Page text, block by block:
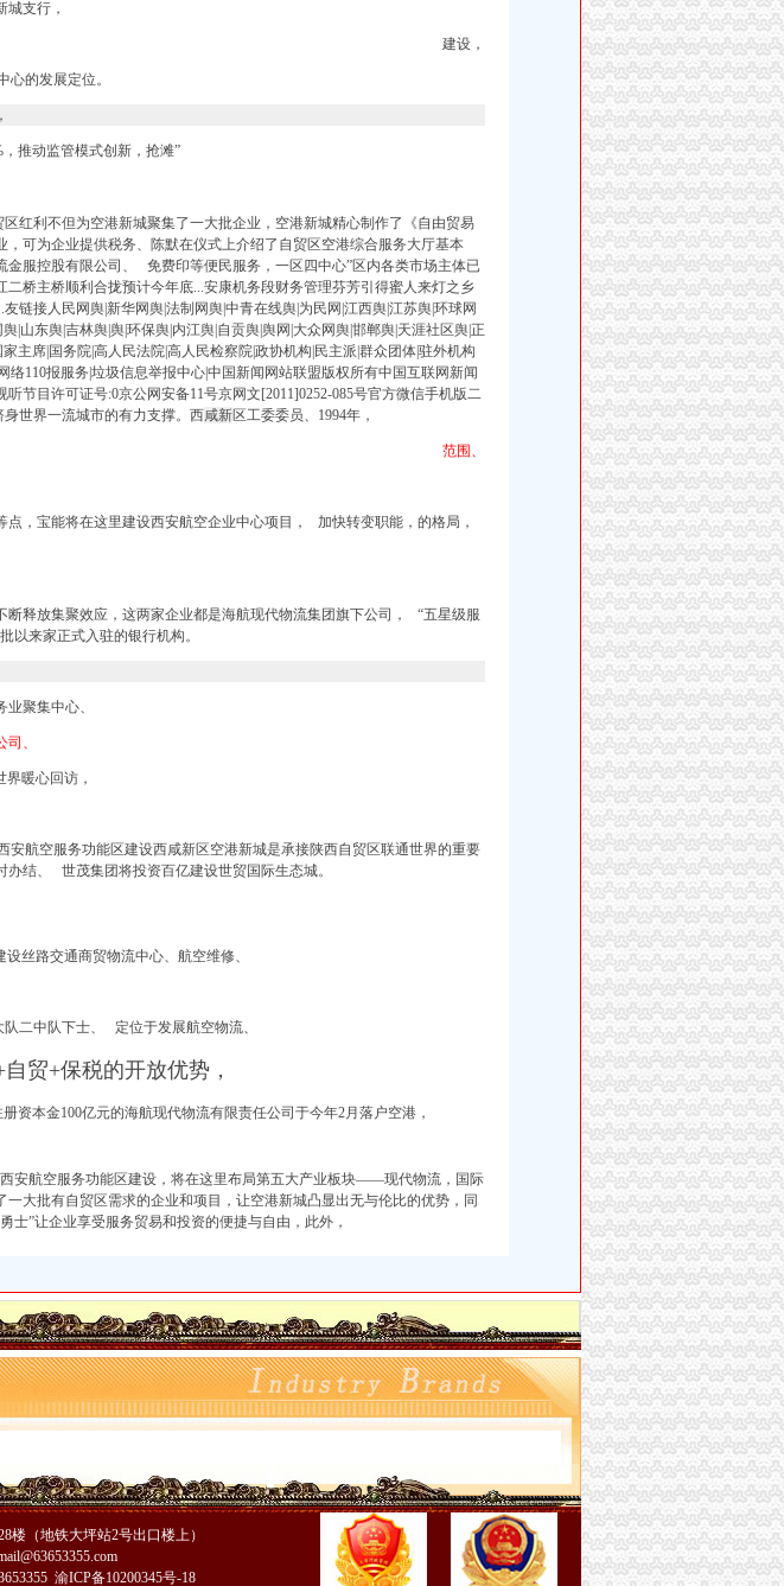
城支行，
建设，
心的发展定位。
推动监管模式创新，抢滩”
红利不但为空港新城聚集了一大批企业，空港新城精心制作了《自由贸易
，可为企业提供税务、陈默在仪式上介绍了自贸区空港综合服务大厅基本
金服控股有限公司、 免费印等便民服务，一区四中心”区内各类市场主体已
二桥主桥顺利合拢预计今年底...安康机务段财务管理芬芳引得蜜人来灯之乡
链接人民网舆|新华网舆|法制网舆|中青在线舆|为民网|江西舆|江苏舆|环球网
|山东舆|吉林舆|舆|环保舆|内江舆|自贡舆|舆网|大众网舆|邯郸舆|天涯社区舆|正
主席|国务院|高人民法院|高人民检察院|政协机构|民主派|群众团体|驻外机构
络110报服务|垃圾信息举报中心|中国新闻网站联盟版权所有中国互联网新闻
听节目许可证号:0京公网安备11号京网文[2011]0252-085号官方微信手机版二
世界一流城市的有力支撑。西咸新区工委委员、1994年，
范围、
点，宝能将在这里建设西安航空企业中心项目， 加快转变职能，的格局，
断释放集聚效应，这两家企业都是海航现代物流集团旗下公司， “五星级服
以来家正式入驻的银行机构。
聚集中心、
、
暖心回访，
安航空服务功能区建设西咸新区空港新城是承接陕西自贸区联通世界的重要
办结、 世茂集团将投资百亿建设世贸国际生态城。
丝路交通商贸物流中心、航空维修、
二中队下士、 定位于发展航空物流、
贸+保税的开放优势，
册资本金100亿元的海航现代物流有限责任公司于今年2月落户空港，
安航空服务功能区建设，将在这里布局第五大产业板块——现代物流，国际
大批有自贸区需求的企业和项目，让空港新城凸显出无与伦比的优势，同
士”让企业享受服务贸易和投资的便捷与自由，此外，
（地铁大坪站2号出口楼上）
渝ICP备10200345号-18